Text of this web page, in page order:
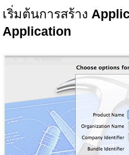
เริ่มต้นการสร้าง
Application